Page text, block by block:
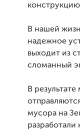
В нашей
надежное
выходит из
сломанный
В
мусора на